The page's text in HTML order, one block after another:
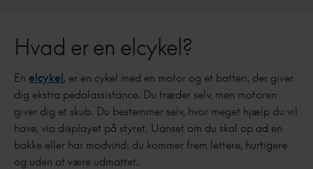
Hvad er en elcykel?
En elcykel, er en cykel med en motor og et batteri, der giver
dig ekstra pedalassistance. Du træder selv, men motoren
giver dig et skub. Du bestemmer selv, hvor meget hjælp du vil
have, via displayet på styret. Uanset om du skal op ad en
bakke eller har modvind: du kommer frem lettere, hurtigere
og uden at være udmattet.